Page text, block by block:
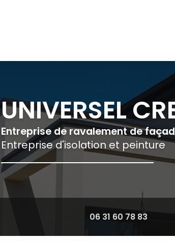
UNIVERSEL
Entreprise de ravalement de
Entreprise d'isolation et peinture
06 31 60 78 83